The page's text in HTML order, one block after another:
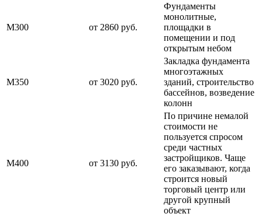
М300 от 2860 руб.
Фундаменты
монолитные,
площадки в
помещении и под
открытым небом
М350 от 3020 руб.
Закладка фундамента
многоэтажных
зданий, строительство
бассейнов, возведение
колонн
М400 от 3130 руб.
По причине немалой
стоимости не
пользуется спросом
среди частных
застройщиков. Чаще
его заказывают, когда
строится новый
торговый центр или
другой крупный
объект